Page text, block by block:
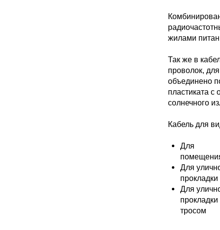
жилами
Так же в
проволок,
объединено
пластиката с
солнечного
Кабель для
Для
Для
прокладки
Для
прокладки
тросом